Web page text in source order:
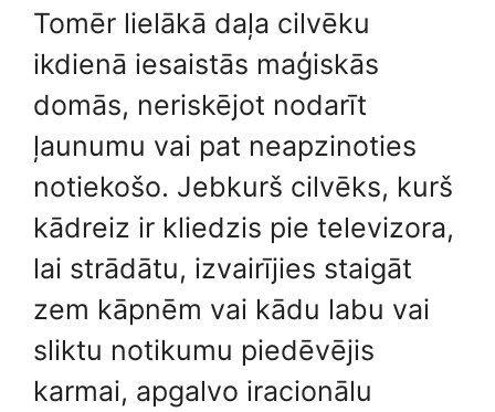
Tomēr lielākā daļa cilvēku
ikdienā iesaistās maģiskās
domās, neriskējot nodarīt
ļaunumu vai pat neapzinoties
notiekošo. Jebkurš cilvēks, kurš
kādreiz ir kliedzis pie televizora,
lai strādātu, izvairījies staigāt
zem kāpnēm vai kādu labu vai
sliktu notikumu piedēvējis
karmai, apgalvo iracionālu